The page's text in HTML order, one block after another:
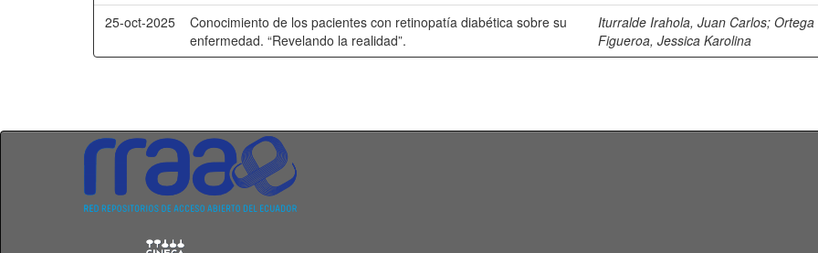
25-oct-2025
Conocimiento de los pacientes con retinopatía diabética sobre su
enfermedad. “Revelando la realidad”.
Iturralde Irahola, Juan Carlos;Ortega
Figueroa, Jessica Karolina